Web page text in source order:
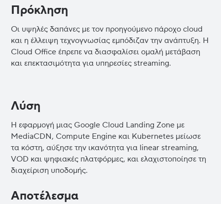
Πρόκληση
Οι υψηλές δαπάνες με τον προηγούμενο πάροχο cloud
και η έλλειψη τεχνογνωσίας εμπόδιζαν την ανάπτυξη. Η
Cloud Office έπρεπε να διασφαλίσει ομαλή μετάβαση
και επεκτασιμότητα για υπηρεσίες streaming.
Λύση
Η εφαρμογή μιας Google Cloud Landing Zone με
MediaCDN, Compute Engine και Kubernetes μείωσε
τα κόστη, αύξησε την ικανότητα για linear streaming,
VOD και ψηφιακές πλατφόρμες, και ελαχιστοποίησε τη
διαχείριση υποδομής.
Αποτέλεσμα